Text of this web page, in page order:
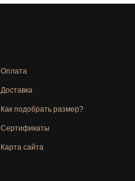
Оплата
Доставка
Как подобрать размер?
Сертификаты
Карта сайта